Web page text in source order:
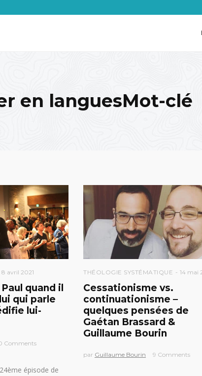
en languesMot-clé
8 avril 2021
quand il
qui parle
lui-
Comments
épisode de
THÉOLOGIE SYSTÉMATIQUE 14 mai
Cessationisme vs.
continuationisme –
quelques pensées de
Gaétan Brassard &
Guillaume Bourin
par Guillaume Bourin 9 Comments